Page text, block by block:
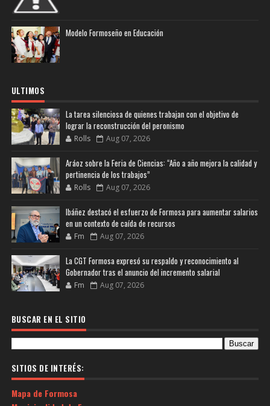
Modelo Formoseño en Educación
ULTIMOS
La tarea silenciosa de quienes trabajan con el objetivo de
lograr la reconstrucción del peronismo
Rolls Aug 07, 2026
Aráoz sobre la Feria de Ciencias: “Año a año mejora la calidad y
pertinencia de los trabajos”
Rolls Aug 07, 2026
Ibáñez destacó el esfuerzo de Formosa para aumentar salarios
en un contexto de caída de recursos
Fm Aug 07, 2026
La CGT Formosa expresó su respaldo y reconocimiento al
Gobernador tras el anuncio del incremento salarial
Fm Aug 07, 2026
BUSCAR EN EL SITIO
SITIOS DE INTERÉS:
Mapa de Formosa